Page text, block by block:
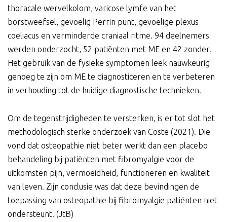
thoracale wervelkolom, varicose lymfe van het
borstweefsel, gevoelig Perrin punt, gevoelige plexus
coeliacus en verminderde craniaal ritme. 94 deelnemers
werden onderzocht, 52 patiënten met ME en 42 zonder.
Het gebruik van de fysieke symptomen leek nauwkeurig
genoeg te zijn om ME te diagnosticeren en te verbeteren
in verhouding tot de huidige diagnostische technieken.
Om de tegenstrijdigheden te versterken, is er tot slot het
methodologisch sterke onderzoek van Coste (2021). Die
vond dat osteopathie niet beter werkt dan een placebo
behandeling bij patiënten met fibromyalgie voor de
uitkomsten pijn, vermoeidheid, functioneren en kwaliteit
van leven. Zijn conclusie was dat deze bevindingen de
toepassing van osteopathie bij fibromyalgie patiënten niet
ondersteunt. (JtB)